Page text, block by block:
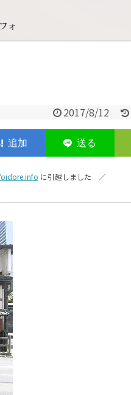
2017/8/12
に引越しました ／